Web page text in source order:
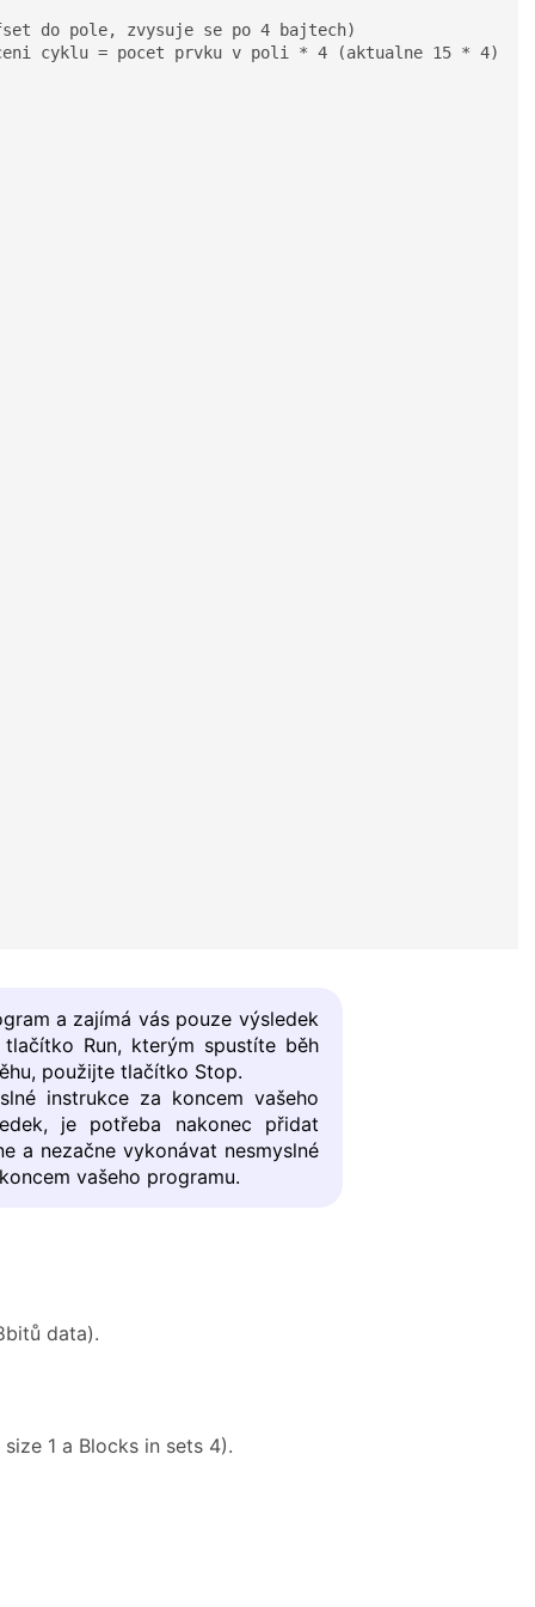
do pole, zvysuje se po 4 bajtech)
cyklu = pocet prvku v poli * 4 (aktualne 15 * 4)
a zajímá vás pouze výsledek
Run, kterým spustíte běh
použijte tlačítko Stop.
instrukce za koncem vašeho
je potřeba nakonec přidat
a nezačne vykonávat nesmyslné
vašeho programu.
data).
1 a Blocks in sets 4).